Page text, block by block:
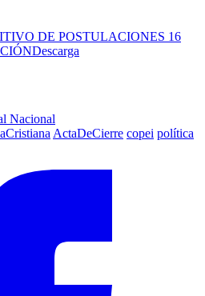
DE POSTULACIONES 16
Descarga
Nacional
ActaDeCierre copei política